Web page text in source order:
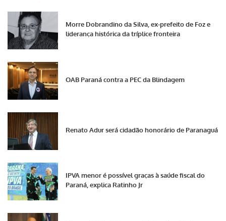
Morre Dobrandino da Silva, ex-prefeito de Foz e
liderança histórica da tríplice fronteira
OAB Paraná contra a PEC da Blindagem
Renato Adur será cidadão honorário de Paranaguá
IPVA menor é possível graças à saúde fiscal do
Paraná, explica Ratinho Jr